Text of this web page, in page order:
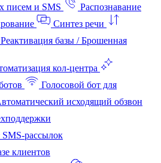
писем и SMS
Распознавание
Синтез речи
Реактивация базы / Брошенная
кол‑центра
Голосовой бот для
исходящий обзвон
рассылок
клиентов